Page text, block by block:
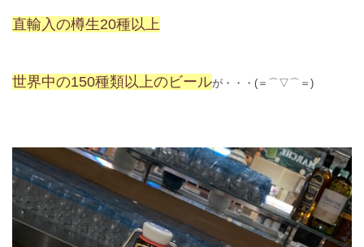
直輸入の樽生20種以上
世界中の150種類以上のビールが・・・(＝⌒▽⌒＝)